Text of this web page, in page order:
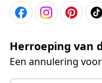
Herroeping van
Een annulering